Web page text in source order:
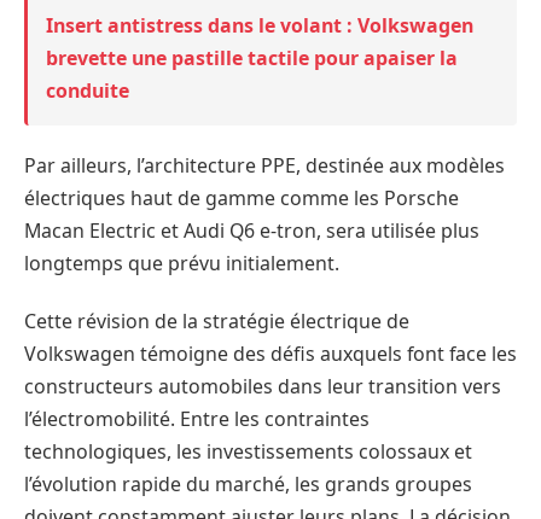
Insert antistress dans le volant : Volkswagen
brevette une pastille tactile pour apaiser la
conduite
Par ailleurs, l’architecture PPE, destinée aux modèles
électriques haut de gamme comme les Porsche
Macan Electric et Audi Q6 e-tron, sera utilisée plus
longtemps que prévu initialement.
Cette révision de la stratégie électrique de
Volkswagen témoigne des défis auxquels font face les
constructeurs automobiles dans leur transition vers
l’électromobilité. Entre les contraintes
technologiques, les investissements colossaux et
l’évolution rapide du marché, les grands groupes